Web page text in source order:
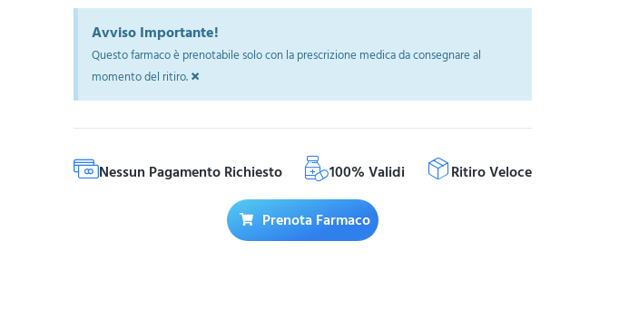
Avviso Importante!
Questo farmaco è prenotabile solo con la prescrizione medica da consegnare al
momento del ritiro.×
Nessun Pagamento Richiesto 100% Validi Ritiro Veloce
Prenota Farmaco